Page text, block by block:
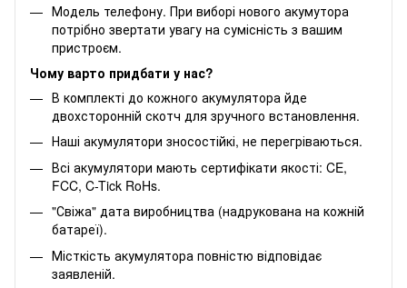
Модель телефону. При виборі нового акумутора
потрібно звертати увагу на сумісність з вашим
пристроєм.
Чому варто придбати у нас?
В комплекті до кожного акумулятора йде
двохсторонній скотч для зручного встановлення.
Наші акумулятори зносостійкі, не перегріваються.
Всі акумулятори мають сертифікати якості: CE,
FCC, C-Tick RoHs.
"Свіжа" дата виробництва (надрукована на кожній
батареї).
Місткість акумулятора повністю відповідає
заявленій.